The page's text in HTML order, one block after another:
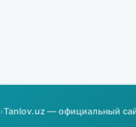
›Tanlov.uz — официальный